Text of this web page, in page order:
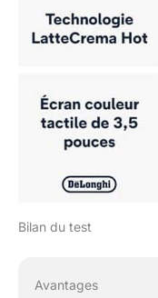
Bilan du test
Avantages